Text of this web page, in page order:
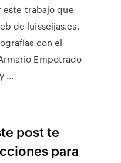
este trabajo que
de luisseijas.es,
con el
Empotrado
...
post te
para